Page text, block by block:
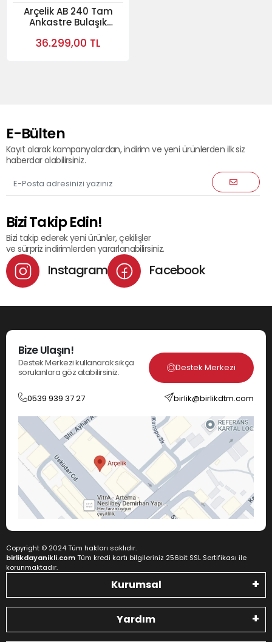
Arçelik AB 240 Tam
Ankastre Bulaşık
36.299,00 TL
E-Bülten
Kayıt olarak kampanyalardan, indirim ve yeni ürünlerden ilk siz
haberdar olabilirsiniz.
Bizi Takip Edin!
Bizi takip ederek yeni ürünler, çekilişler
ve sürpriz indirimlerden yararlanabilirsiniz.
Instagram Facebook
Bize Ulaşın!
Destek Merkezi kullanarak sıkça
sorulanlara göz atabilirsiniz.
Destek Merkezi
0539 939 37 27 birlik@birlikdtm.com
Copyright © 2024 Tüm hakları saklıdır.
birlikdayanikli.comTüm kredi kartı bilgileriniz 256bit SSL Sertifikası ile
korunmaktadır.
Kurumsal
Yardım